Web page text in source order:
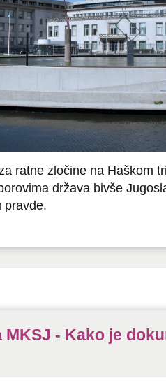
ratne zločine na Haškom
država bivše
pravde.
MKSJ - Kako je